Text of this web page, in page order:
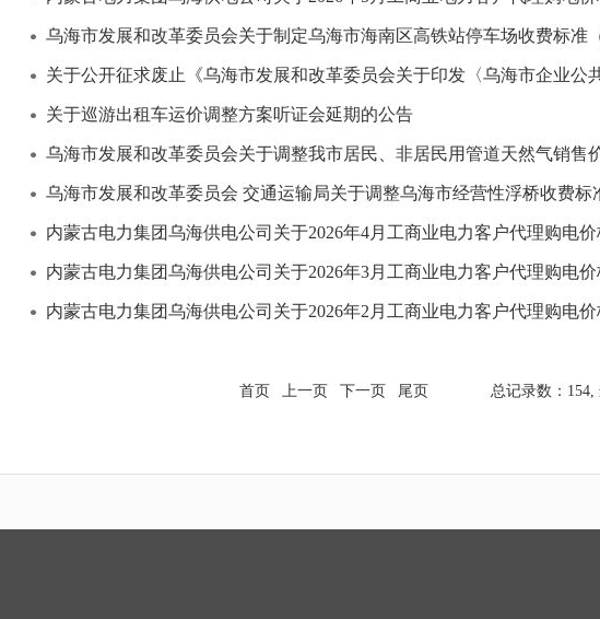
乌海市发展和改革委员会关于制定乌海市海南区高铁站停车场收费标准
关于公开征求废止《乌海市发展和改革委员会关于印发〈乌海市企业公
关于巡游出租车运价调整方案听证会延期的公告
乌海市发展和改革委员会关于调整我市居民、非居民用管道天然气销售
乌海市发展和改革委员会 交通运输局关于调整乌海市经营性浮桥收费标
内蒙古电力集团乌海供电公司关于2026年4月工商业电力客户代理购电
内蒙古电力集团乌海供电公司关于2026年3月工商业电力客户代理购电
内蒙古电力集团乌海供电公司关于2026年2月工商业电力客户代理购电
首页 上一页 下一页 尾页 总记录数：154,